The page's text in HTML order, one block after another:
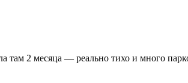
там 2 месяца — реально тихо и много